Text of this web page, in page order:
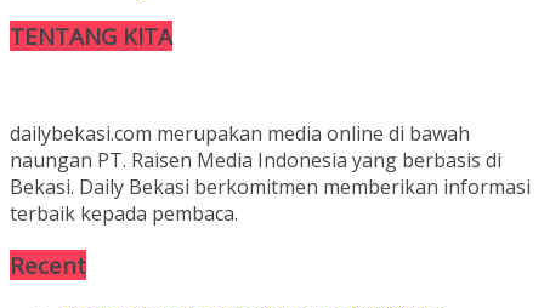
TENTANG KITA
dailybekasi.com merupakan media online di bawah
naungan PT. Raisen Media Indonesia yang berbasis di
Bekasi. Daily Bekasi berkomitmen memberikan informasi
terbaik kepada pembaca.
Recent